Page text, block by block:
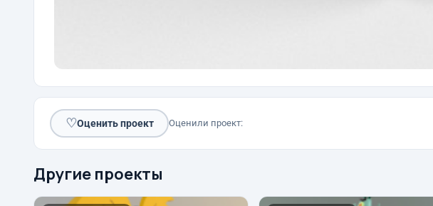
♡Оценить проект Оценили проект:
Другие проекты